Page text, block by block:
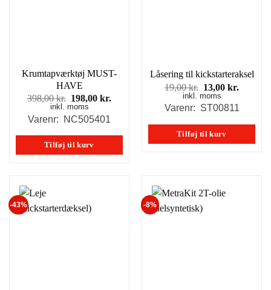
Krumtapværktøj MUST-
HAVE
398,00kr. Den
oprindelige
pris
398,00 kr..
198,00kr.
198,00 kr..
inkl. moms
Varenr: NC505401
Tilføj til kurv
Låsering til kickstarteraksel
19,00kr. Den
oprindelige
pris
19,00 kr..
13,00kr.
13,00
inkl. moms
Varenr: ST00811
Tilføj til kurv
-43% -8%